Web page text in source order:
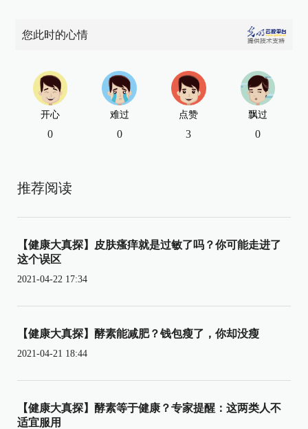
您此时的心情
开心
0
难过
0
点赞
3
飘过
0
推荐阅读
【健康大真探】皮肤瘙痒就是过敏了吗？你可能走进了
这个误区
2021-04-22 17:34
【健康大真探】酵素能减肥？钱包瘦了，你却没瘦
2021-04-21 18:44
【健康大真探】酵素等于健康？专家提醒：这两类人不
适宜服用